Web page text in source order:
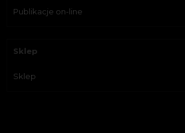
Publikacje on-line
Sklep
Sklep